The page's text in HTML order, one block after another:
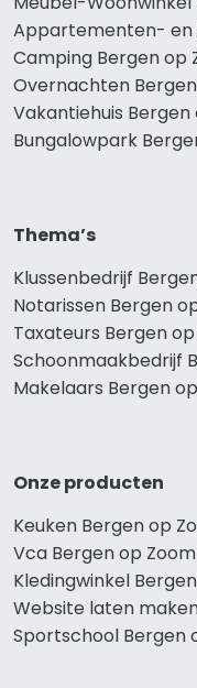
Appartementen- en
Camping Bergen op
Overnachten
Vakantiehuis Bergen
Bungalowpark
Thema’s
Klussenbedrijf
Notarissen Bergen
Taxateurs Bergen
Schoonmaakbedrijf
Makelaars Bergen
Onze producten
Keuken Bergen op
Vca Bergen op Zoom
Kledingwinkel
Website laten
Sportschool Bergen